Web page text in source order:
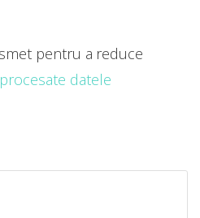
pentru a reduce
datele